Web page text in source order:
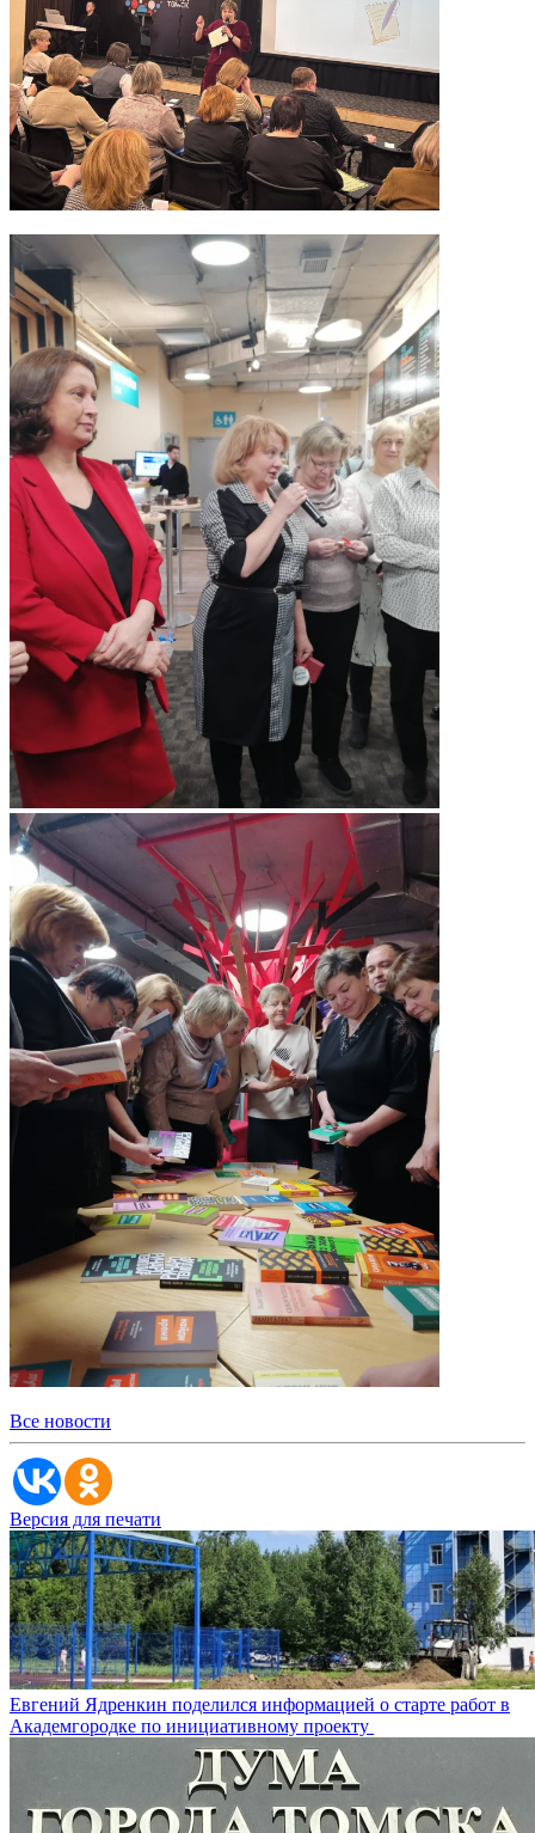
Все новости
Версия для печати
Евгений Ядренкин поделился информацией о старте работ в
Академгородке по инициативному проекту